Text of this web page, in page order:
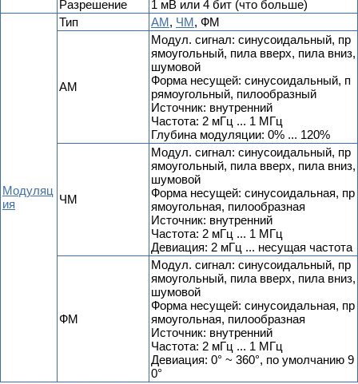
Разрешение
1 мВ или 4 бит (что больше)
Модуляц
ия
Тип АМ, ЧМ, ФМ
АМ
Модул. сигнал: синусоидальный, пр
ямоугольный, пила вверх, пила вниз,
шумовой
Форма несущей: синусоидальный, п
рямоугольный, пилообразный
Источник: внутренний
Частота: 2 мГц ... 1 МГц
Глубина модуляции: 0% ... 120%
ЧМ
Модул. сигнал: синусоидальный, пр
ямоугольный, пила вверх, пила вниз,
шумовой
Форма несущей: синусоидальная, пр
ямоугольная, пилообразная
Источник: внутренний
Частота: 2 мГц ... 1 МГц
Девиация: 2 мГц ... несущая частота
ФМ
Модул. сигнал: синусоидальный, пр
ямоугольный, пила вверх, пила вниз,
шумовой
Форма несущей: синусоидальная, пр
ямоугольная, пилообразная
Источник: внутренний
Частота: 2 мГц ... 1 МГц
Девиация: 0° ~ 360°, по умолчанию 9
0°